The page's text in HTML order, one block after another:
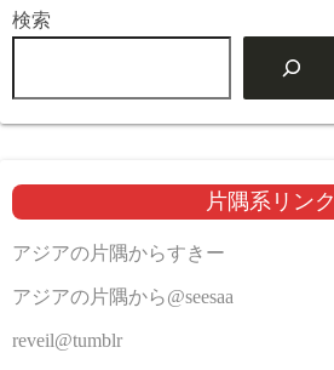
検索
片隅系リンク
アジアの片隅からすきー
アジアの片隅から@seesaa
reveil@tumblr